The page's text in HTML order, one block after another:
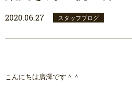
2020.06.27 スタッフブログ
こんにちは廣澤です＾＾